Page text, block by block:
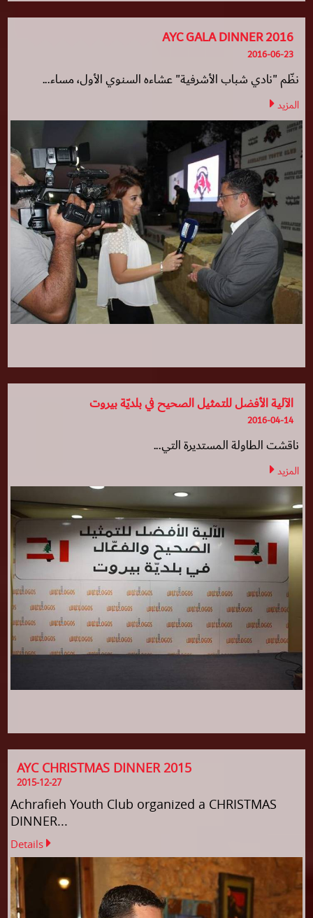
AYC GALA DINNER 2016
2016-06-23
نظّم "نادي شباب الأشرفية" عشاءه السنوي الأول، مساء...
المزيد
الآلية الأفضل للتمثيل الصحيح في بلديّة بيروت
2016-04-14
ناقشت الطاولة المستديرة التي...
المزيد
AYC CHRISTMAS DINNER 2015
2015-12-27
Achrafieh Youth Club organized a CHRISTMAS
DINNER...
Details